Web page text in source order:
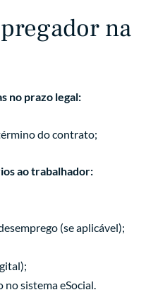
na
no prazo legal:
do contrato;
ao trabalhador:
(se aplicável);
sistema eSocial.